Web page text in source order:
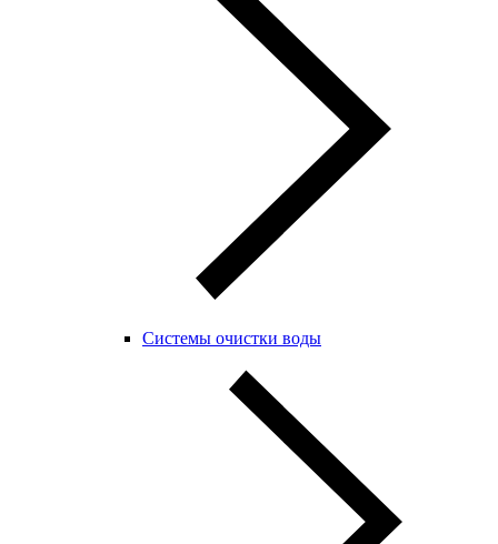
Системы очистки воды